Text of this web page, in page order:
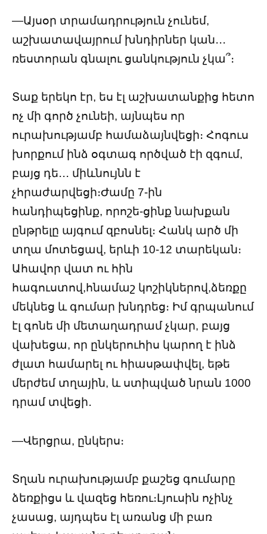
—Այսօր տրամադրություն չունեմ,
աշխատավայրում խնդիրներ կան․․․
ռեստորան գնալու ցանկություն չկա՞։
Տաք երեկո էր, ես էլ աշխատանքից հետո
ոչ մի գործ չունեի, այնպես որ
ուրախությամբ համաձայնվեցի։ Հոգուս
խորքում ինձ օգտագ ործված էի զգում,
բայց դե․․․ միևնույնն է
չհրաժարվեցի։Ժամը 7-ին
հանդիպեցինք, որոշե-ցինք նախքան
ընթրելը այգում զբոսնել։ Հանկ արծ մի
տղա մոտեցավ, երևի 10-12 տարեկան։
Ահավոր վատ ու հին
հագուստով,հնամաշ կոշիկներով,ձեռքը
մեկնեց և գումար խնդրեց։ Իմ գրպանում
էլ գոնե մի մետաղադրամ չկար, բայց
վախեցա, որ ընկերուհիս կարող է ինձ
ժլատ համարել ու հիասթափվել, եթե
մերժեմ տղային, և ստիպված նրան 1000
դրամ տվեցի․
—Վերցրա, ընկերս։
Տղան ուրախությամբ քաշեց գումարը
ձեռքիցս և վազեց հեռու։Լյուսին ոչինչ
չասաց, այդպես էլ առանց մի բառ